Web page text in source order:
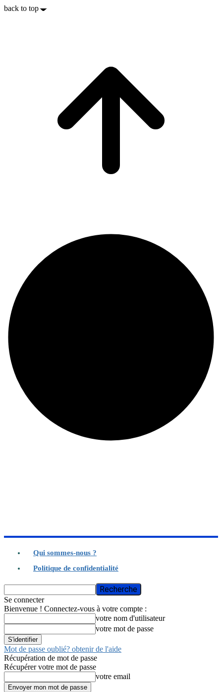
back to top
Qui sommes-nous ?
Politique de confidentialité
Se connecter
Bienvenue ! Connectez-vous à votre compte :
votre nom d'utilisateur
votre mot de passe
Mot de passe oublié? obtenir de l'aide
Récupération de mot de passe
Récupérer votre mot de passe
votre email